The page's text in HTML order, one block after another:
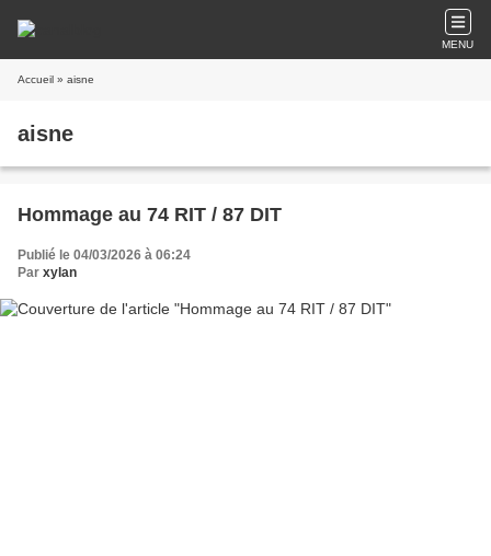
MENU
Accueil » aisne
aisne
Hommage au 74 RIT / 87 DIT
Publié le 04/03/2026 à 06:24
Par xylan